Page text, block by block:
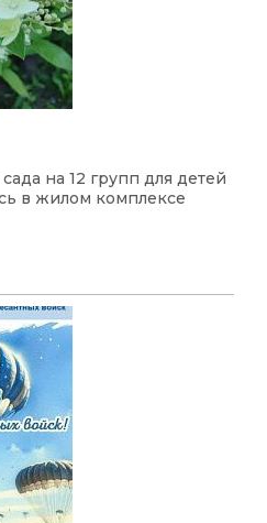
на 12 групп для детей
в жилом комплексе